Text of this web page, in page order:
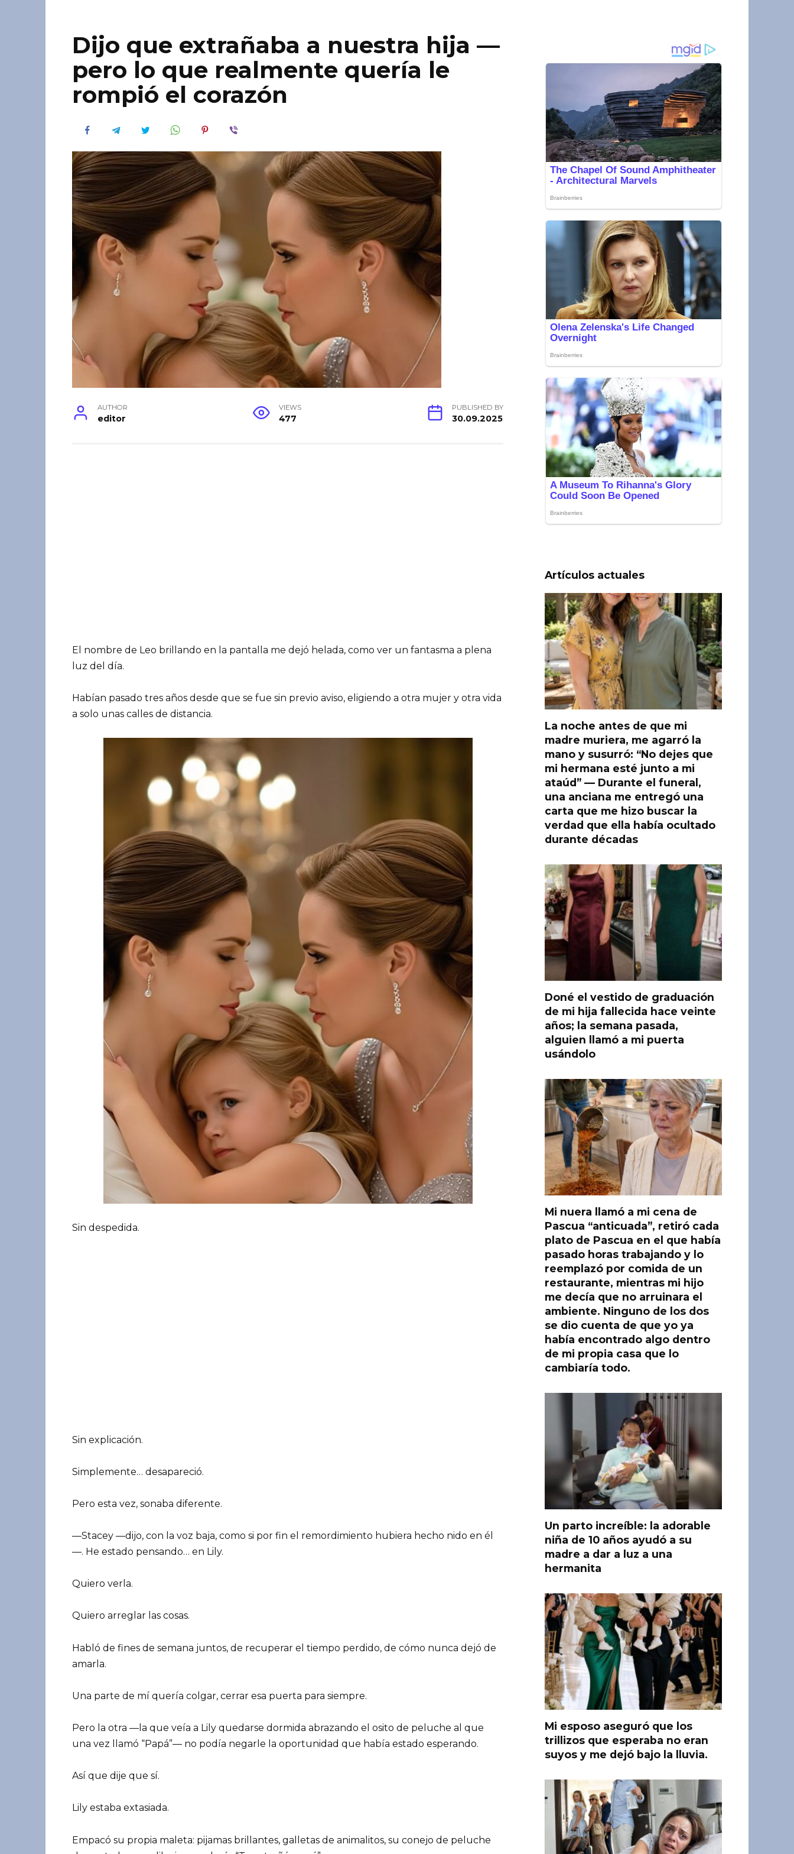
Dijo que extrañaba a nuestra hija —
pero lo que realmente quería le
rompió el corazón
AUTHOR
editor
VIEWS
477
PUBLISHED BY
30.09.2025
El nombre de Leo brillando en la pantalla me dejó helada, como ver un fantasma a plena
luz del día.
Habían pasado tres años desde que se fue sin previo aviso, eligiendo a otra mujer y otra vida
a solo unas calles de distancia.
Sin despedida.
Sin explicación.
Simplemente… desapareció.
Pero esta vez, sonaba diferente.
—Stacey —dijo, con la voz baja, como si por fin el remordimiento hubiera hecho nido en él
—. He estado pensando… en Lily.
Quiero verla.
Quiero arreglar las cosas.
Habló de fines de semana juntos, de recuperar el tiempo perdido, de cómo nunca dejó de
amarla.
Una parte de mí quería colgar, cerrar esa puerta para siempre.
Pero la otra —la que veía a Lily quedarse dormida abrazando el osito de peluche al que
una vez llamó “Papá”— no podía negarle la oportunidad que había estado esperando.
Así que dije que sí.
Lily estaba extasiada.
Empacó su propia maleta: pijamas brillantes, galletas de animalitos, su conejo de peluche
Artículos actuales
La noche antes de que mi
madre muriera, me agarró la
mano y susurró: “No dejes que
mi hermana esté junto a mi
ataúd” — Durante el funeral,
una anciana me entregó una
carta que me hizo buscar la
verdad que ella había ocultado
durante décadas
Doné el vestido de graduación
de mi hija fallecida hace veinte
años; la semana pasada,
alguien llamó a mi puerta
usándolo
Mi nuera llamó a mi cena de
Pascua “anticuada”, retiró cada
plato de Pascua en el que había
pasado horas trabajando y lo
reemplazó por comida de un
restaurante, mientras mi hijo
me decía que no arruinara el
ambiente. Ninguno de los dos
se dio cuenta de que yo ya
había encontrado algo dentro
de mi propia casa que lo
cambiaría todo.
Un parto increíble: la adorable
niña de 10 años ayudó a su
madre a dar a luz a una
hermanita
Mi esposo aseguró que los
trillizos que esperaba no eran
suyos y me dejó bajo la lluvia.